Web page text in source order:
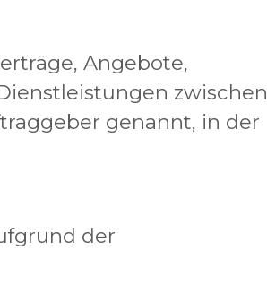
Angebote,
zwischen
genannt, in der
der